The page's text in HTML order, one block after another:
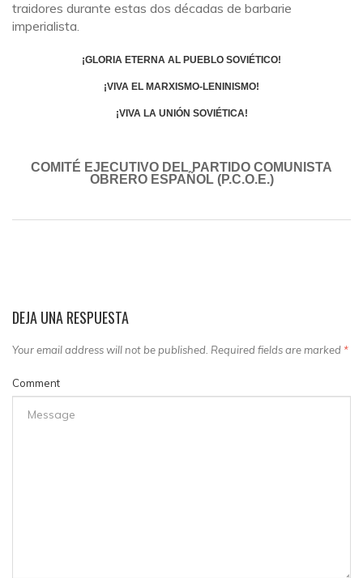
traidores durante estas dos décadas de barbarie
imperialista.
¡GLORIA ETERNA AL PUEBLO SOVIÉTICO!
¡VIVA EL MARXISMO-LENINISMO!
¡VIVA LA UNIÓN SOVIÉTICA!
COMITÉ EJECUTIVO DEL PARTIDO COMUNISTA
OBRERO ESPAÑOL (P.C.O.E.)
DEJA UNA RESPUESTA
Your email address will not be published. Required fields are marked *
Comment